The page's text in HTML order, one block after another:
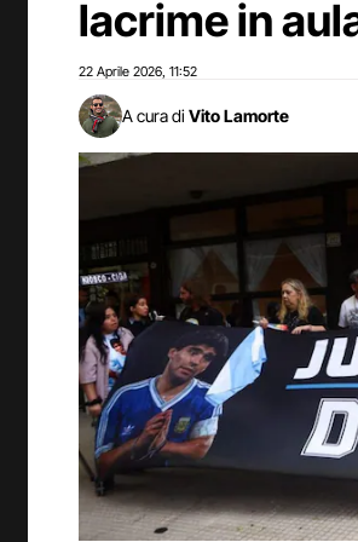
lacrime in
22 Aprile 2026 11:52
A cura di Vito Lamorte